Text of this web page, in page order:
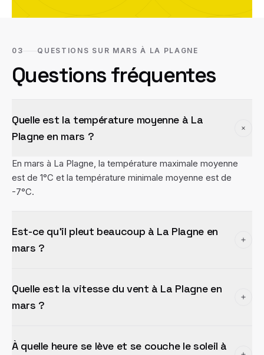
03 QUESTIONS SUR MARS À LA PLAGNE
Questions fréquentes
Quelle est la température moyenne à La
Plagne en mars ?
En mars à La Plagne, la température maximale moyenne
est de 1°C et la température minimale moyenne est de
-7°C.
Est-ce qu'il pleut beaucoup à La Plagne en
mars ?
Quelle est la vitesse du vent à La Plagne en
mars ?
À quelle heure se lève et se couche le soleil à